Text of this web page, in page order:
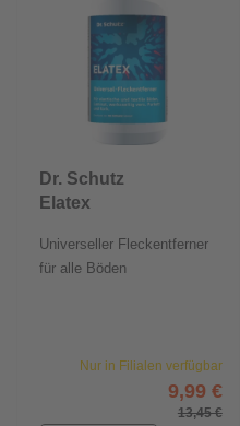
Dr. Schutz
Elatex
Universeller Fleckentferner
für alle Böden
Nur in Filialen verfügbar
9,99 €
13,45 €